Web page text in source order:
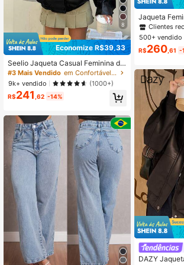
8
Economize R$39,33
Seelio Jaqueta Casual Feminina de
Couro Sintético Preta com Gola Alt
a, Estilo Europeu e Americano, Mod
a Minimalista Versátil, Outono/Inver
no, Estilo Descomplicado
#3 Mais Vendido
em Confortável Casacos femininos
9k+ vendido
(1000+)
R$241 ,62 -14%
Jaqueta
mavera/
Sintético
la Alta
Clientes
500+ vendido
R$260 ,61 -
DAZY